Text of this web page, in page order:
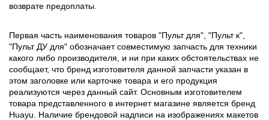
возврате предоплаты.
Первая часть наименования товаров "Пульт для", "Пульт к",
"Пульт ДУ для" обозначает совместимую запчасть для техники
какого либо производителя, и ни при каких обстоятельствах не
сообщает, что бренд изготовителя данной запчасти указан в
этом заголовке или карточке товара и его продукция
реализуются через данный сайт. Основным изготовителем
товара представленного в интернет магазине является бренд
Huayu. Наличие брендовой надписи на изображениях макетов